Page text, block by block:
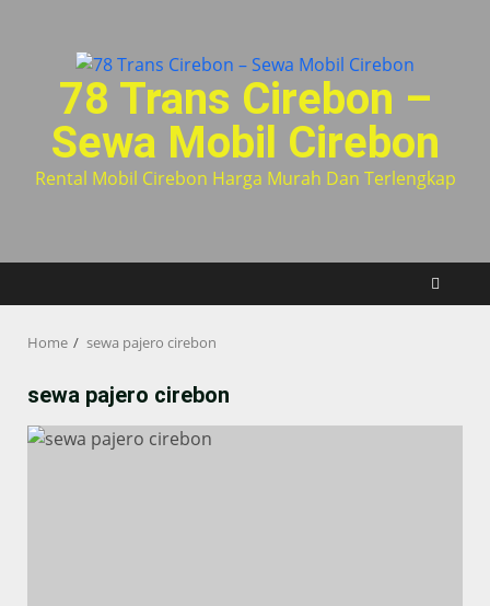
78 Trans Cirebon –
Sewa Mobil Cirebon
Rental Mobil Cirebon Harga Murah Dan Terlengkap
Home sewa pajero cirebon
sewa pajero cirebon